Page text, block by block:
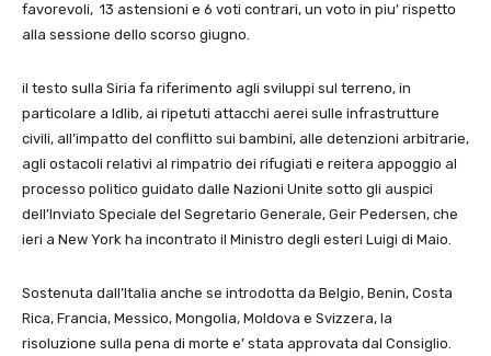
favorevoli, 13 astensioni e 6 voti contrari, un voto in piu’ rispetto
alla sessione dello scorso giugno.
il testo sulla Siria fa riferimento agli sviluppi sul terreno, in
particolare a Idlib, ai ripetuti attacchi aerei sulle infrastrutture
civili, all’impatto del conflitto sui bambini, alle detenzioni arbitrarie,
agli ostacoli relativi al rimpatrio dei rifugiati e reitera appoggio al
processo politico guidato dalle Nazioni Unite sotto gli auspici
dell’Inviato Speciale del Segretario Generale, Geir Pedersen, che
ieri a New York ha incontrato il Ministro degli esteri Luigi di Maio.
Sostenuta dall’Italia anche se introdotta da Belgio, Benin, Costa
Rica, Francia, Messico, Mongolia, Moldova e Svizzera, la
risoluzione sulla pena di morte e’ stata approvata dal Consiglio.